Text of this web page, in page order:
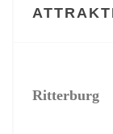
Ritterburg